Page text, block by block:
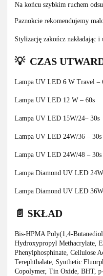
Na końcu szybkim ruchem
Paznokcie rekomendujemy
Stylizację zakończ nakładając
💡 CZAS
Lampa UV LED 6 W Travel –
Lampa UV LED 12 W – 60s
Lampa UV LED 15W/24– 30s
Lampa UV LED 24W/36 – 30s
Lampa UV LED 24W/48 – 30s
Lampa Diamond UV LED
Lampa Diamond UV LED
📄 SKŁAD
Bis-HPMA Poly(1,4-
Hydroxypropyl Methacrylate,
Phenylphosphinate, Cellulose
Terephthalate, Synthetic
Copolymer, Tin Oxide, BHT,